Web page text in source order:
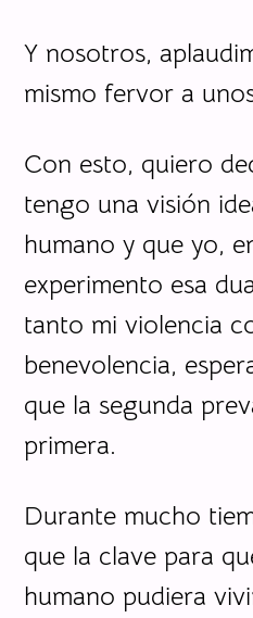
Y nosotros,
mismo fervor a
Con esto, quiero
tengo una visión
humano y que yo,
experimento esa
tanto mi violencia
benevolencia,
que la segunda
primera.
Durante mucho
que la clave para
humano pudiera